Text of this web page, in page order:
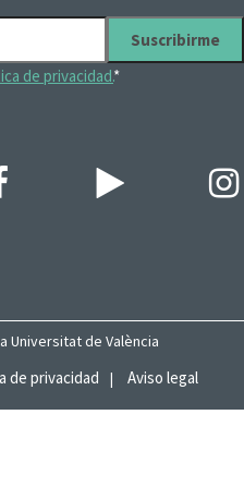
de privacidad.*
Universitat de València
de privacidad Aviso legal